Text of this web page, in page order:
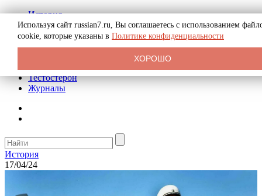
История
Биография
Криминал
Реклама на сайте
Тестостерон
Журналы
История
17/04/24
Используя сайт russian7.ru, Вы соглашаетесь с использованием
cookie, которые указаны в Политике конфиденциальности
ХОРОШО